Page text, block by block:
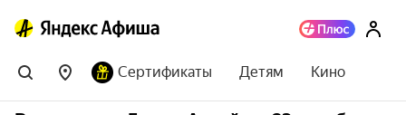
Сертификаты Детям Кино